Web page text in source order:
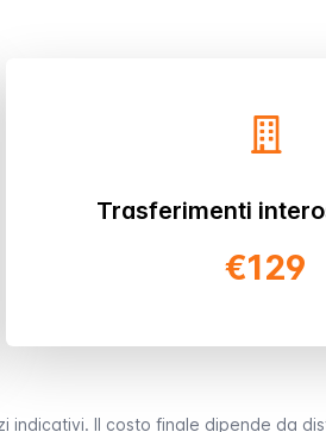
Trasferimenti
€129
indicativi. Il costo finale dipende da